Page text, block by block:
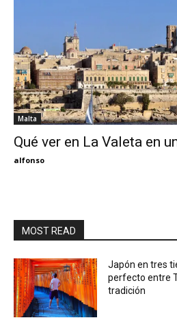
Thru
My
Malta
Qué ver en La Valeta en
alfonso
MOST READ
Japón en tres
perfecto entre
tradición